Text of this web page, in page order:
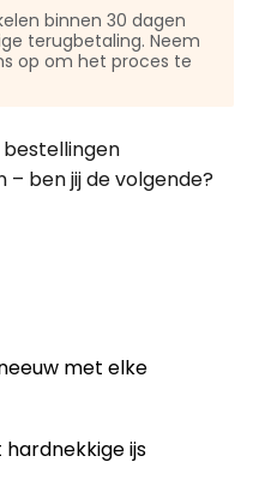
binnen 30 dagen
terugbetaling. Neem
op om het proces te
ben jij de volgende?
met elke
ijs